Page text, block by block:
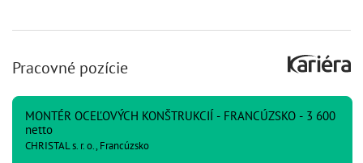
Pracovné pozície
MONTÉR OCEĽOVÝCH KONŠTRUKCIÍ - FRANCÚZSKO - 3 600
netto
CHRISTAL s. r. o., Francúzsko